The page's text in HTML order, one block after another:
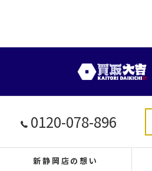
0120-078-896
新静岡店の想い